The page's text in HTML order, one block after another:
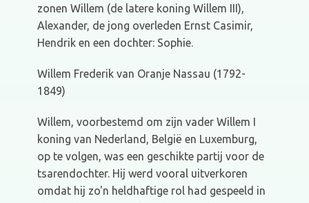
zonen Willem (de latere koning Willem III),
Alexander, de jong overleden Ernst Casimir,
Hendrik en een dochter: Sophie.
Willem Frederik van Oranje Nassau (1792-
1849)
Willem, voorbestemd om zijn vader Willem I
koning van Nederland, België en Luxemburg,
op te volgen, was een geschikte partij voor de
tsarendochter. Hij werd vooral uitverkoren
omdat hij zo'n heldhaftige rol had gespeeld in